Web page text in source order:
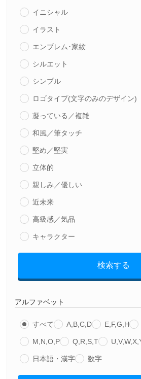
イニシャル
イラスト
エンブレム･家紋
シルエット
シンプル
ロゴタイプ(文字のみのデザイン)
凝っている／複雑
和風／筆タッチ
堅め／堅実
立体的
親しみ／優しい
近未来
高級感／気品
キャラクター
検索する
アルファベット
すべて A,B,C,D E,F,G,H
M,N,O,P Q,R,S,T
日本語・漢字 数字